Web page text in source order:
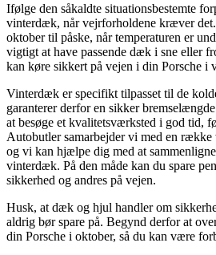
Ifølge den såkaldte situationsbestemte
vinterdæk, når vejrforholdene kræver
oktober til påske, når temperaturen er
vigtigt at have passende dæk i sne eller
kan køre sikkert på vejen i din Porsche i
Vinterdæk er specifikt tilpasset til de
garanterer derfor en sikker
at besøge et kvalitetsværksted i god tid,
Autobutler samarbejder vi med en
og vi kan hjælpe dig med at
vinterdæk. På den måde kan du spare
sikkerhed og andres på vejen.
Husk, at dæk og hjul handler om
aldrig bør spare på. Begynd derfor at
din Porsche i oktober, så du kan være